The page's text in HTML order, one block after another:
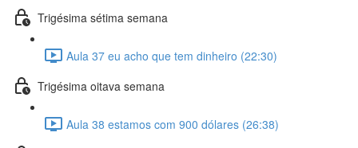
Trigésima sétima semana
Aula 37 eu acho que tem dinheiro (22:30)
Trigésima oitava semana
Aula 38 estamos com 900 dólares (26:38)